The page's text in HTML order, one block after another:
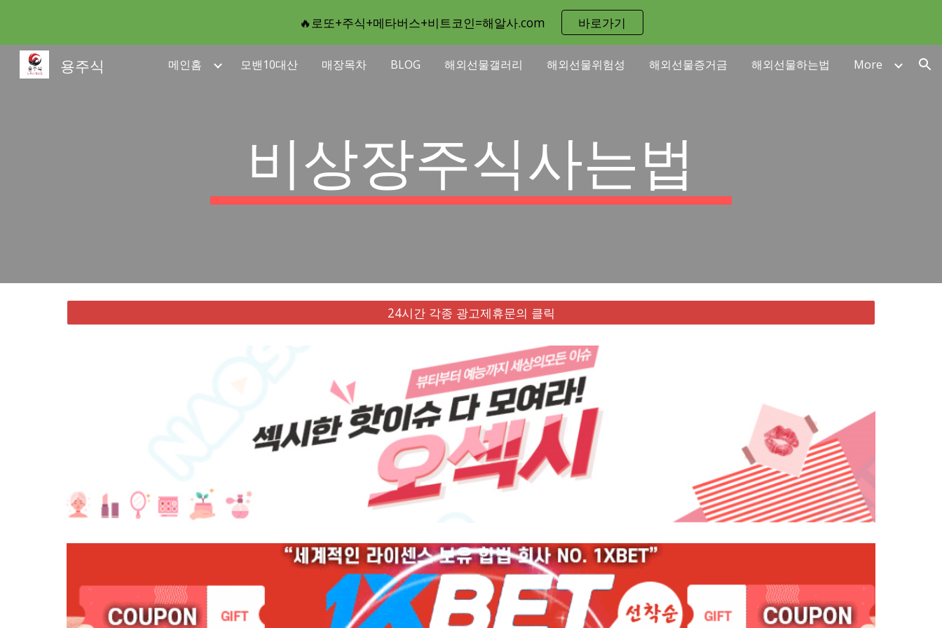
Skip to main content Skip to navigation
🔥로또+주식+메타버스+비트코인=해알사.com 바로가기
용주식 메인홈 모밴10대산 매장목차 BLOG 해외선물갤러리 해외선물위험성 해외선물증거금 해외선물하는법 More
비상장주식사는법
24시간 각종 광고제휴문의 클릭